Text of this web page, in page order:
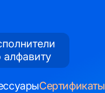
алфавиту
Сертификаты